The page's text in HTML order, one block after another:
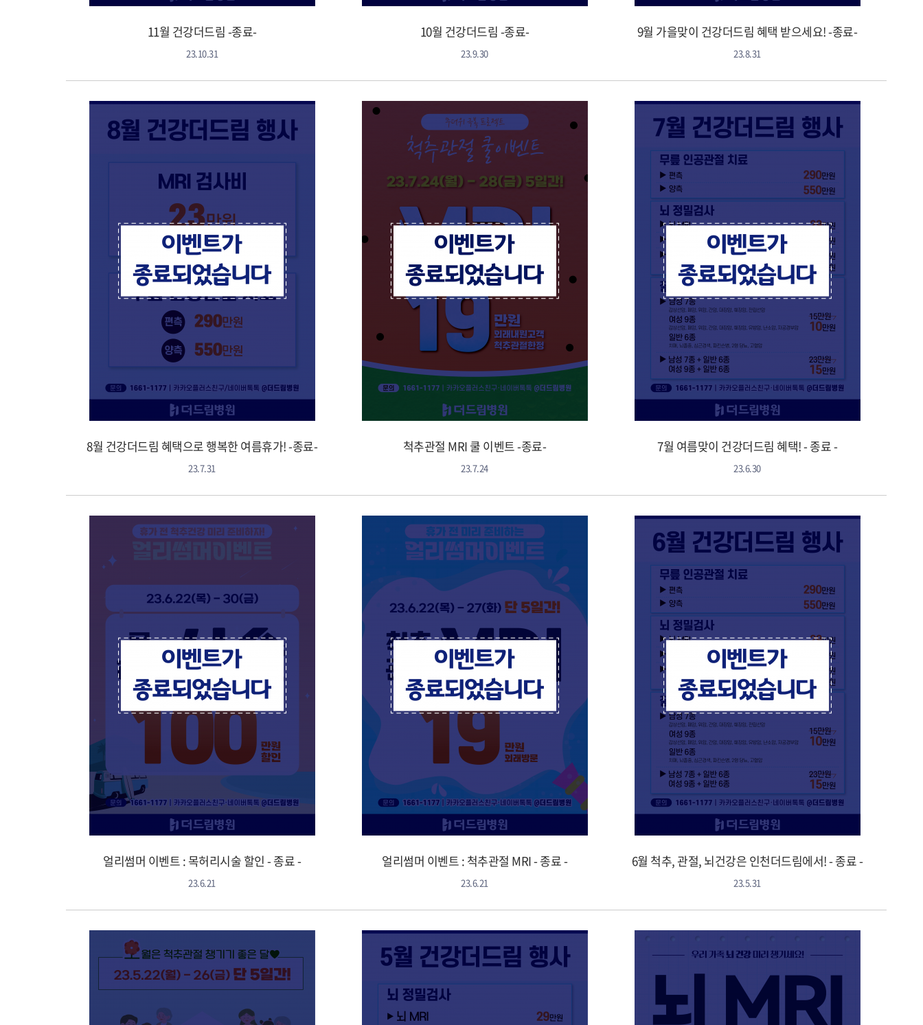
11월 건강더드림 -종료-
23.10.31
10월 건강더드림 -종료-
23.9.30
9월 가을맞이 건강더드림 혜택 받으세요! -종료-
23.8.31
8월 건강더드림 혜택으로 행복한 여름휴가! -종료-
23.7.31
척추관절 MRI 쿨 이벤트 -종료-
23.7.24
7월 여름맞이 건강더드림 혜택! - 종료 -
23.6.30
얼리썸머 이벤트 : 목허리시술 할인 - 종료 -
23.6.21
얼리썸머 이벤트 : 척추관절 MRI - 종료 -
23.6.21
6월 척추, 관절, 뇌건강은 인천더드림에서! - 종료 -
23.5.31